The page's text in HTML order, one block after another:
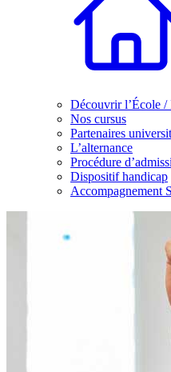
Découvrir l’École /
Nos cursus
Partenaires
L’alternance
Procédure
Dispositif handicap
Accompagnement